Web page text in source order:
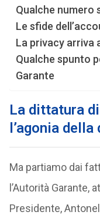
Qualche numero
Le sfide
La privacy arriva
Qualche spunto
Garante
La dittatura
l’agonia
Ma partiamo dai
l’Autorità Garante,
Presidente,